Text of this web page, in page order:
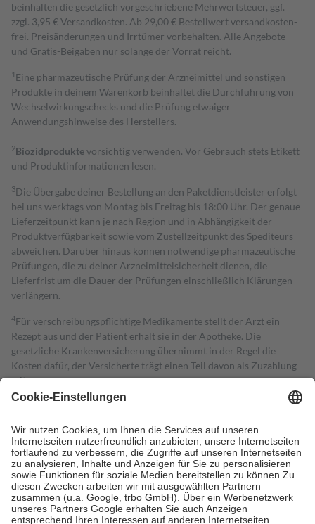
beinhalten die gesetzlich vorgeschriebene Mehrwertsteuer, ggf.
zzgl. 3,95 € Versandkosten. Ab 29,00 € Bestell­wert versand­kosten­
frei. Preisänderungen und Irrtümer vorbehalten. Alle Angebote
und Gratis-Beigaben nur solange der Vorrat reicht.
1 Eine pharmazeutische Prüfung der Arzneimittel und sonstigen
Produkte in deinem Warenkorb beinhaltet die Durchführung von
Wechselwirkungschecks und die Prüfung etwaiger
Anwendungshinweise des Herstellers.
2Biozidproduktevorsichtig verwenden. Vor Gebrauch stets Etikett
und Produktinformationen lesen.
3Die Übergabe deiner Bestellung an den Paketdienstleister erfolgt
bei uns werktags von Montag bis Freitag bis 18:00 Uhr. Der genaue
Lieferzeitpunkt kann je nach Region und in Abhängigkeit der
Produktverfügbarkeit sowie vom Zustellzeitpunkt des Spediteurs
abweichen. Darüber hinaus können notwendige pharmazeutische
Prüfungen, die zu deiner Arzneimittelsicherheit dienen, die
Lieferfrist um die Dauer der Prüfungen einschließlich Klärungen
verlängern.
4Für verschreibungspflichtige Medikamente stellt der Arzt ein
Rezept aus und der Patient erhält sie in der Apotheke. Die
gesetzliche Krankenversicherung übernimmt in der Regel die
Kosten dafür, der Versicherte trägt einen Teil davon als Zuzahlung
mit.
Grundsätzlich leisten Mitglieder Zuzahlungen in Höhe von zehn
höchstens zehn Euro.
Es sind jedoch nie mehr als die tatsächlichen
Kosten der Leistung zu entrichten.
Diese Regeln gelten grundsätzlich auch für Online-Apotheken.
Bei Heilmitteln und häuslicher Krankenpflege beträgt die
Zuzahlung zehn Prozent der Kosten sowie zehn Euro je
Verordnung.
Um das Engagement der Versicherten für ihre eigene Gesundheit zu